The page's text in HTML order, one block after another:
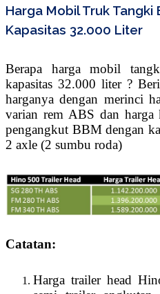
Harga Mobil Truk Tangki
Kapasitas 32.000 Liter
Berapa harga mobil
kapasitas 32.000 liter ?
harganya dengan merinci
varian rem ABS dan harga
pengangkut BBM dengan
2 axle (2 sumbu roda)
Catatan:
Harga trailer head